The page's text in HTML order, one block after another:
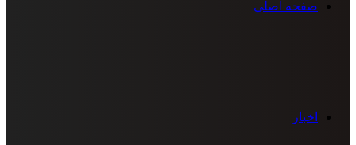
صفحه اصلی
اخبار